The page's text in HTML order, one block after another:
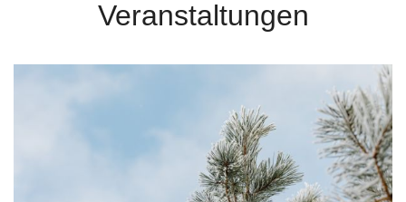
Veranstaltungen